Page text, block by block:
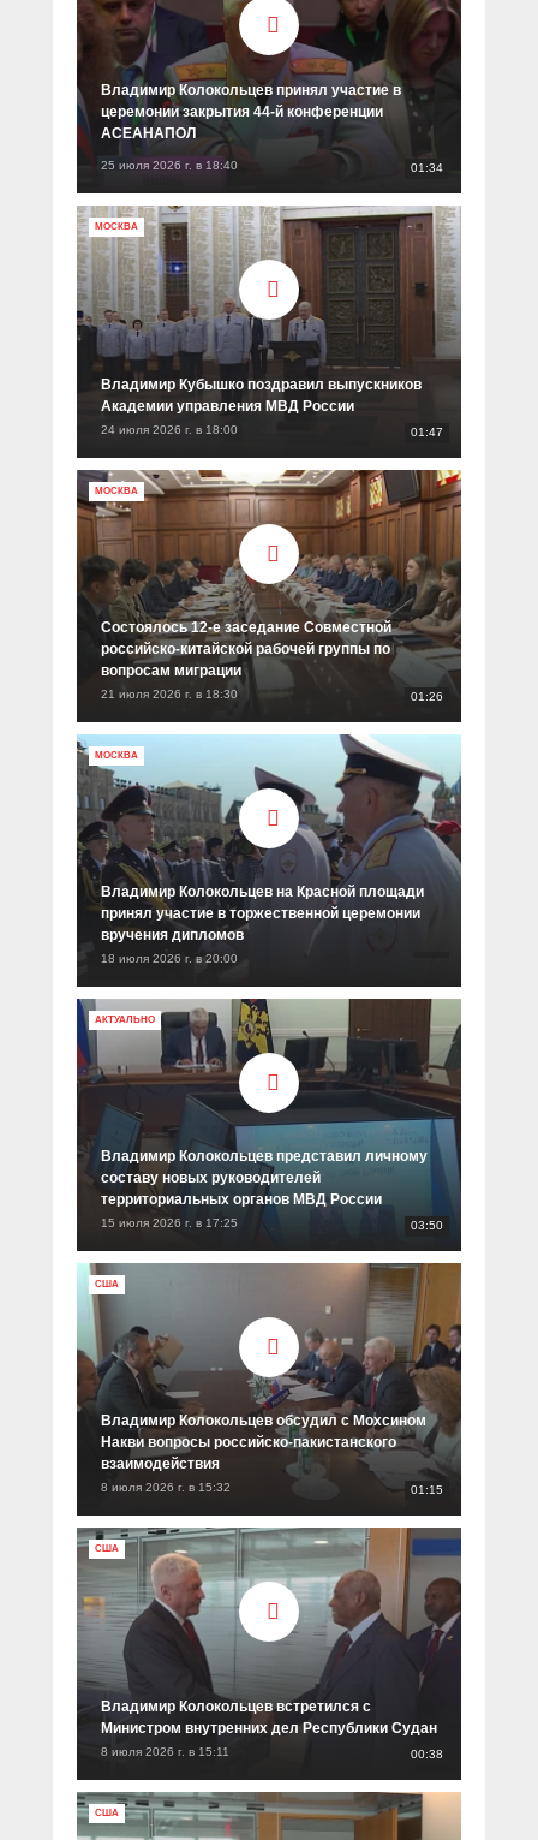
Социальные ролики
Документальные фильмы
Прямой разговор
В знании сила
Специальный репортаж
КиберПОСТОВОЙ
Газета «Щит и меч»
Журнал «Полиция России»
О ПОРТАЛЕ
Контакты
Вакансии
Владимир Колокольцев принял участие в
церемонии закрытия 44‑й конференции
АСЕАНАПОЛ
25 июля 2026 г. в 18:40 01:34
МОСКВА
Владимир Кубышко поздравил выпускников
Академии управления МВД России
24 июля 2026 г. в 18:00 01:47
МОСКВА
Состоялось 12-е заседание Совместной
российско-китайской рабочей группы по
вопросам миграции
21 июля 2026 г. в 18:30 01:26
МОСКВА
Владимир Колокольцев на Красной площади
принял участие в торжественной церемонии
вручения дипломов
18 июля 2026 г. в 20:00
АКТУАЛЬНО
Владимир Колокольцев представил личному
составу новых руководителей
территориальных органов МВД России
15 июля 2026 г. в 17:25 03:50
США
Владимир Колокольцев обсудил с Мохсином
Накви вопросы российско-пакистанского
взаимодействия
8 июля 2026 г. в 15:32 01:15
США
Владимир Колокольцев встретился с
Министром внутренних дел Республики Судан
8 июля 2026 г. в 15:11 00:38
США